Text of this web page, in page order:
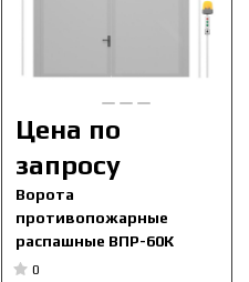
Цена по
запросу
Ворота
противопожарные
распашные ВПР-60К
0